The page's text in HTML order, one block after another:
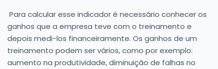
Para calcular esse indicador é necessário conhecer os
ganhos que a empresa teve com o treinamento e
depois medi-los financeiramente. Os ganhos de um
treinamento podem ser vários, como por exemplo:
aumento na produtividade, diminuição de falhas no